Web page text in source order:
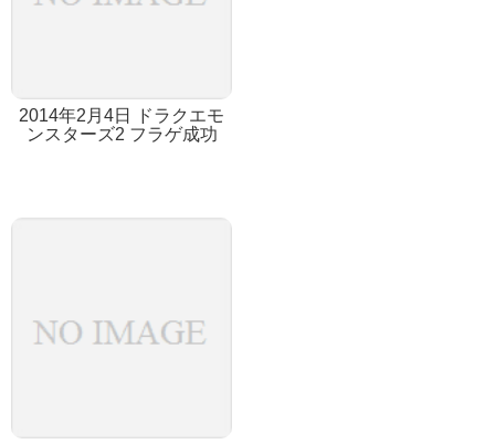
2014年2月4日 ドラクエモ
ンスターズ2 フラゲ成功